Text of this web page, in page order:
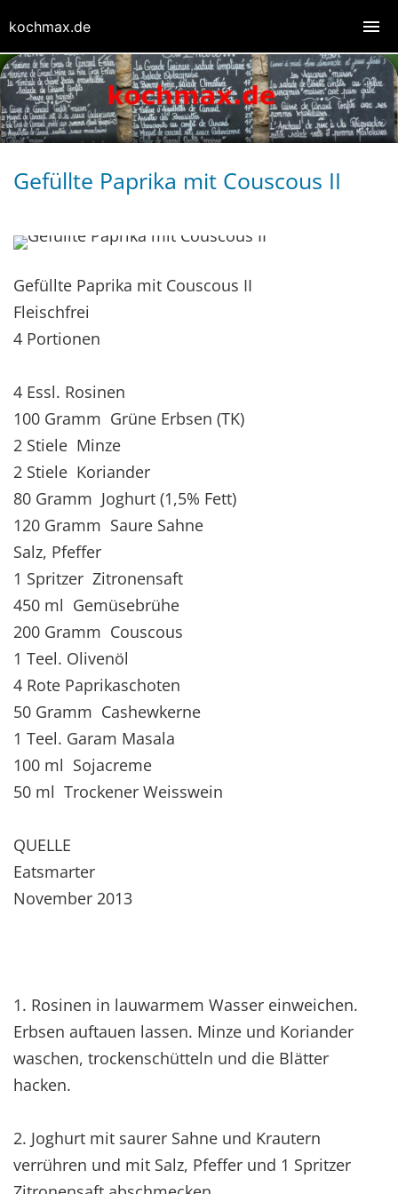
Gefüllte Paprika mit Couscous II
Gefüllte Paprika mit Couscous II
Fleischfrei
4 Portionen
4 Essl. Rosinen
100 Gramm Grüne Erbsen (TK)
2 Stiele Minze
2 Stiele Koriander
80 Gramm Joghurt (1,5% Fett)
120 Gramm Saure Sahne
Salz, Pfeffer
1 Spritzer Zitronensaft
450 ml Gemüsebrühe
200 Gramm Couscous
1 Teel. Olivenöl
4 Rote Paprikaschoten
50 Gramm Cashewkerne
1 Teel. Garam Masala
100 ml Sojacreme
50 ml Trockener Weisswein
QUELLE
Eatsmarter
November 2013
1. Rosinen in lauwarmem Wasser einweichen.
Erbsen auftauen lassen. Minze und Koriander
waschen, trockenschütteln und die Blätter
hacken.
2. Joghurt mit saurer Sahne und Krautern
verrühren und mit Salz, Pfeffer und 1 Spritzer
kochmax.de